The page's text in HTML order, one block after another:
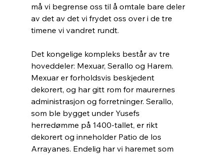
må vi begrense oss til å omtale bare deler
av det av det vi frydet oss over i de tre
timene vi vandret rundt.
Det kongelige kompleks består av tre
hoveddeler: Mexuar, Serallo og Harem.
Mexuar er forholdsvis beskjedent
dekorert, og har gitt rom for maurernes
administrasjon og forretninger. Serallo,
som ble bygget under Yusefs
herredømme på 1400-tallet, er rikt
dekorert og inneholder Patio de los
Arrayanes. Endelig har vi haremet som